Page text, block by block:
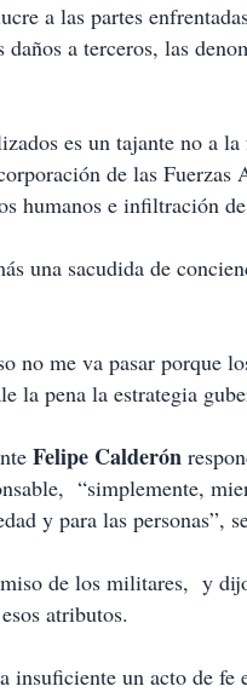
a las partes
a terceros, las
es un tajante no a
de las Fuerzas
humanos e infiltración
una sacudida de
no me va pasar porque
la pena la estrategia
Felipe Calderón
“simplemente,
y para las personas”,
de los militares, y
atributos.
insuficiente un acto de